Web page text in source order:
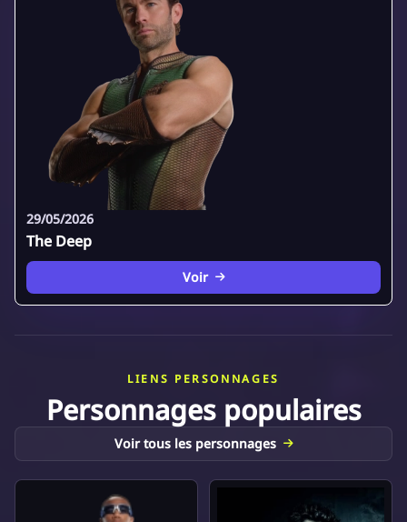
29/05/2026
The Deep
Voir
LIENS PERSONNAGES
Personnages populaires
Voir tous les personnages